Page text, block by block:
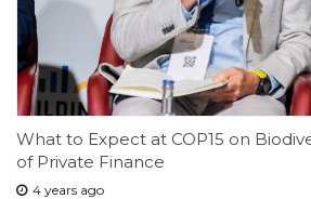
What to Expect at COP15 on
of Private Finance
4 years ago